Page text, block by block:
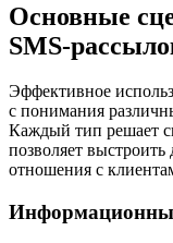
Основные
SMS-
Эффективное
с понимания
Каждый тип решает
позволяет
отношения с